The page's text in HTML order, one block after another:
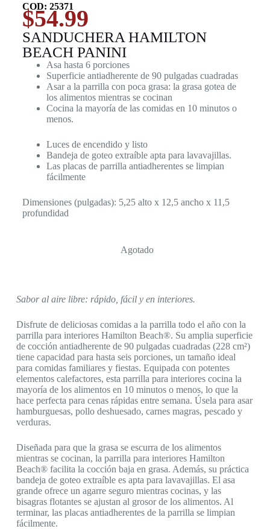
COD: 25371
$54.99
SANDUCHERA HAMILTON
BEACH PANINI
Asa hasta 6 porciones
Superficie antiadherente de 90 pulgadas cuadradas
Asar a la parrilla con poca grasa: la grasa gotea de
los alimentos mientras se cocinan
Cocina la mayoría de las comidas en 10 minutos o
menos.
Luces de encendido y listo
Bandeja de goteo extraíble apta para lavavajillas.
Las placas de parrilla antiadherentes se limpian
fácilmente
Dimensiones (pulgadas): 5,25 alto x 12,5 ancho x 11,5
profundidad
Agotado
Sabor al aire libre: rápido, fácil y en interiores.
Disfrute de deliciosas comidas a la parrilla todo el año con la
parrilla para interiores Hamilton Beach®. Su amplia superficie
de cocción antiadherente de 90 pulgadas cuadradas (228 cm²)
tiene capacidad para hasta seis porciones, un tamaño ideal
para comidas familiares y fiestas. Equipada con potentes
elementos calefactores, esta parrilla para interiores cocina la
mayoría de los alimentos en 10 minutos o menos, lo que la
hace perfecta para cenas rápidas entre semana. Úsela para asar
hamburguesas, pollo deshuesado, carnes magras, pescado y
verduras.
Diseñada para que la grasa se escurra de los alimentos
mientras se cocinan, la parrilla para interiores Hamilton
Beach® facilita la cocción baja en grasa. Además, su práctica
bandeja de goteo extraíble es apta para lavavajillas. El asa
grande ofrece un agarre seguro mientras cocinas, y las
bisagras flotantes se ajustan al grosor de los alimentos. Al
terminar, las placas antiadherentes de la parrilla se limpian
fácilmente.